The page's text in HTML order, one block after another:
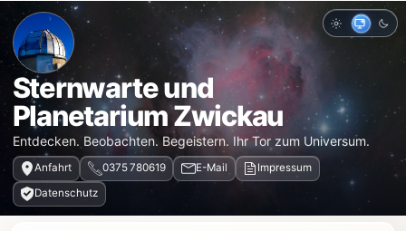
Sternwarte und
Planetarium Zwickau
Entdecken. Beobachten. Begeistern. Ihr Tor zum Universum.
Anfahrt 0375 780619 E-Mail
Impressum
Datenschutz
Hell Auto